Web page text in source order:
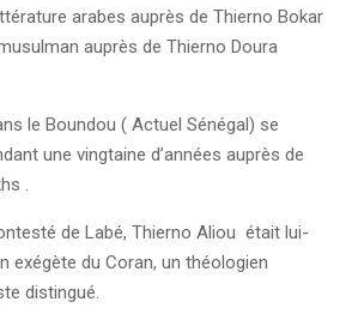
arabes auprès de Thierno Bokar
auprès de Thierno Doura
le Boundou ( Actuel Sénégal) se
une vingtaine d’années auprès de
.
de Labé, Thierno Aliou était lui-
exégète du Coran, un théologien
distingué.